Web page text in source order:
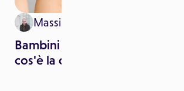
Massimo Canorro
Bambini transgender: che
cos'è la disforia di genere